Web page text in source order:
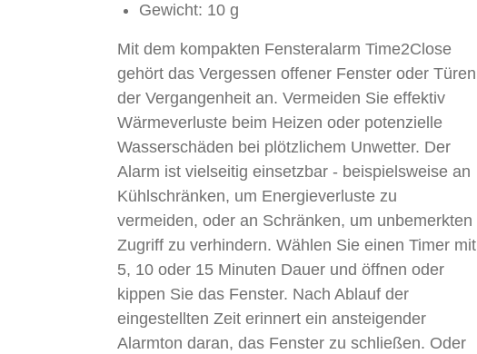
Gewicht: 10 g
Mit dem kompakten Fensteralarm Time2Close
gehört das Vergessen offener Fenster oder Türen
der Vergangenheit an. Vermeiden Sie effektiv
Wärmeverluste beim Heizen oder potenzielle
Wasserschäden bei plötzlichem Unwetter. Der
Alarm ist vielseitig einsetzbar - beispielsweise an
Kühlschränken, um Energieverluste zu
vermeiden, oder an Schränken, um unbemerkten
Zugriff zu verhindern. Wählen Sie einen Timer mit
5, 10 oder 15 Minuten Dauer und öffnen oder
kippen Sie das Fenster. Nach Ablauf der
eingestellten Zeit erinnert ein ansteigender
Alarmton daran, das Fenster zu schließen. Oder